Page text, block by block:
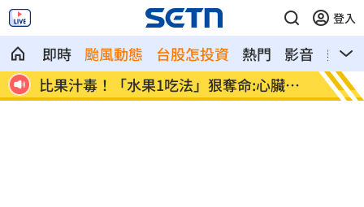
登入
即時 颱風動態 台股怎投資 熱門 影音
熱搜
驟
女律揪宗教大師詐慈濟！爽睡10.6億黃金
堆
台男